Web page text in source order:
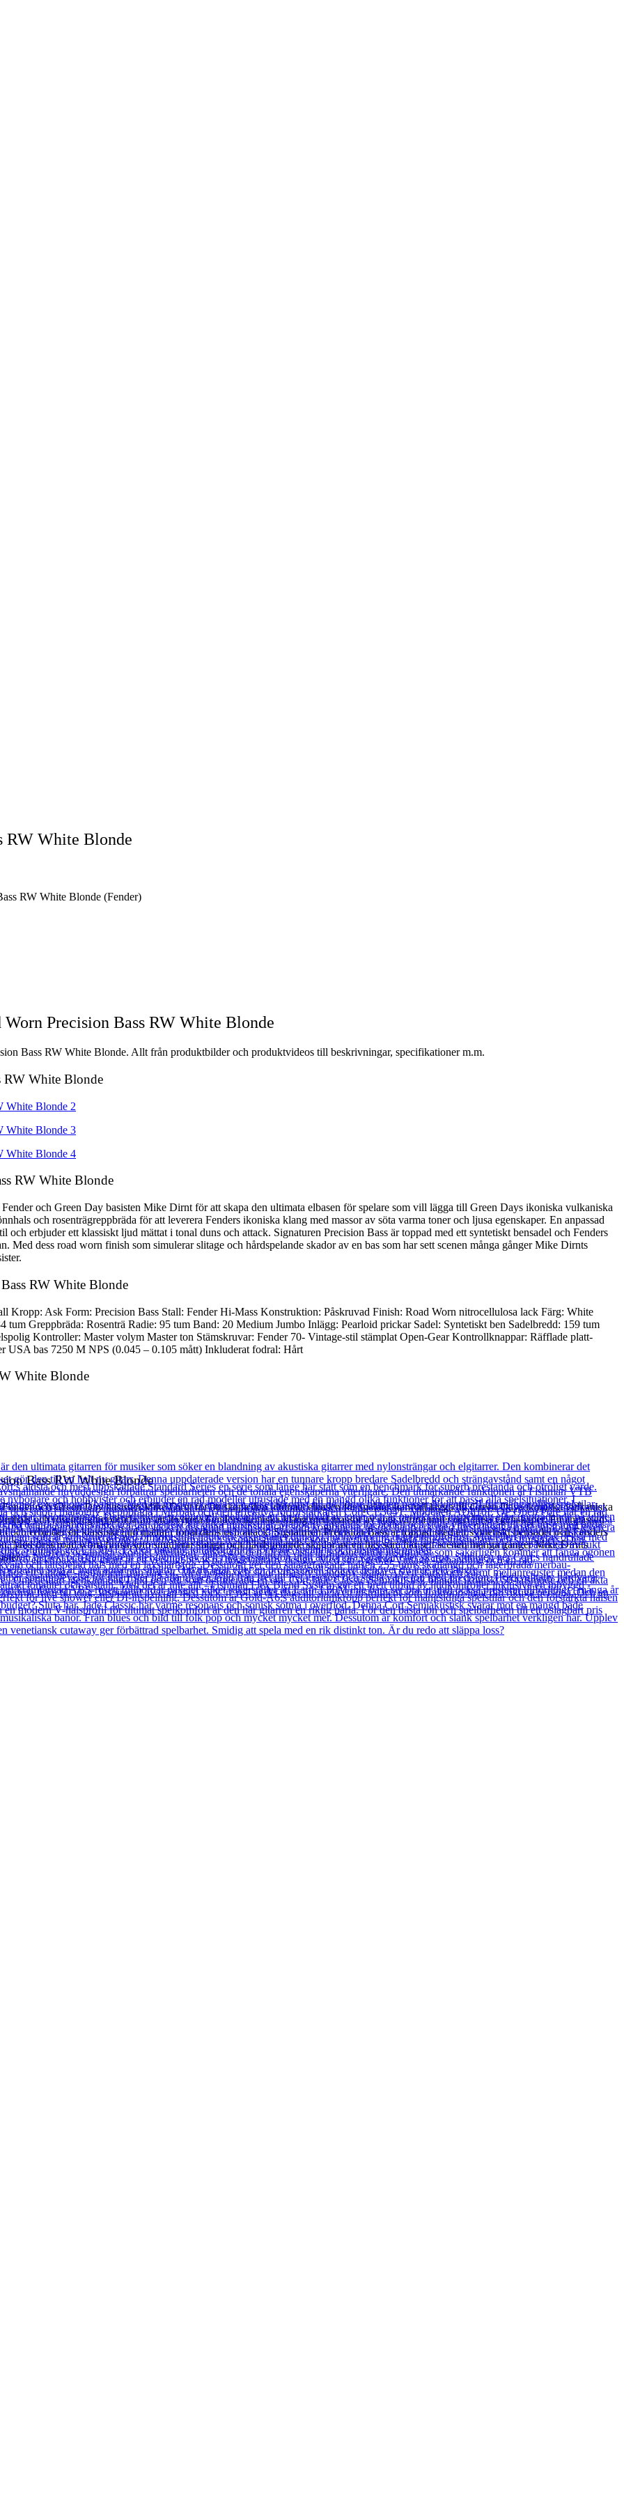
RW White Blonde
RW White Blonde (Fender)
Precision Bass RW White Blonde
Bass RW White Blonde. Allt från produktbilder och produktvideos till beskrivningar, specifikationer m.m.
RW White Blonde
RW White Blonde
och Green Day basisten Mike Dirnt för att skapa den ultimata elbasen för spelare som vill lägga till Green Days ikoniska vulkaniska
och rosenträgreppbräda för att leverera Fenders ikoniska klang med massor av söta varma toner och ljusa egenskaper. En anpassad
erbjuder ett klassiskt ljud mättat i tonal duns och attack. Signaturen Precision Bass är toppad med ett syntetiskt bensadel och Fenders
Med dess road worn finish som simulerar slitage och hårdspelande skador av en bas som har sett scenen många gånger Mike Dirnts
RW White Blonde
Ask Form: Precision Bass Stall: Fender Hi-Mass Konstruktion: Påskruvad Finish: Road Worn nitrocellulosa lack Färg: White
Greppbräda: Rosenträ Radie: 95 tum Band: 20 Medium Jumbo Inlägg: Pearloid prickar Sadel: Syntetiskt ben Sadelbredd: 159 tum
Kontroller: Master volym Master ton Stämskruvar: Fender 70- Vintage-stil stämplat Open-Gear Kontrollknappar: Räfflade platt-
USA bas 7250 M NPS (0.045 – 0.105 mått) Inkluderat fodral: Hårt
White Blonde
Bass RW White Blonde
och Green Day basisten Mike Dirnt för att skapa den ultimata elbasen för spelare som vill lägga till Green Days ikoniska vulkaniska
och rosenträgreppbräda för att leverera Fenders ikoniska klang med massor av söta varma toner och ljusa egenskaper. En anpassad
erbjuder ett klassiskt ljud mättat i tonal duns och attack. Signaturen Precision Bass är toppad med ett syntetiskt bensadel och Fenders
Med dess road worn finish som simulerar slitage och hårdspelande skador av en bas som har sett scenen många gånger Mike Dirnts